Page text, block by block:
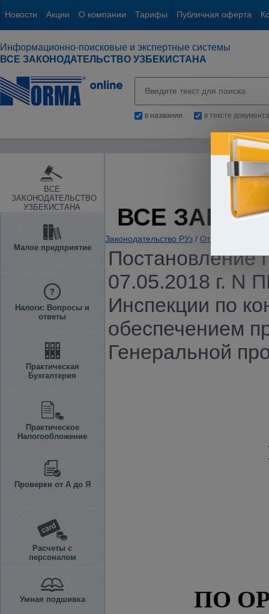
Новости Акции О компании Тарифы Публичная оферта
Информационно-поисковые и экспертные системы
ВСЕ ЗАКОНОДАТЕЛЬСТВО УЗБЕКИСТАНА
в названии в тексте документа
ВСЕ
ЗАКОНОДАТЕЛЬСТВО
УЗБЕКИСТАНА
Малое предприятие
Налоги: Вопросы и
ответы
Практическая
Бухгалтерия
Практическое
Налогообложение
Проверки от А до Я
Расчеты с
персоналом
Умная подшивка
ВСЕ
Законодательство РУз / Отдельные
Постановление
07.05.2018 г. N
Инспекции по
обеспечением
Генеральной
ПО